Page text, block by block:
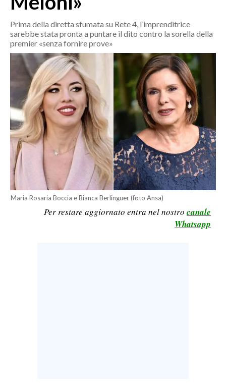
MONDO
POLITICA
ECONOMIA
SERVIZI ALLE IMPRESE
LAVORO
BANDI
SPORT IN SARDEGNA
SPORT
RISULTATI E CLASSIFICHE
Prima della diretta sfumata su Rete 4, l’imprenditrice
sarebbe stata pronta a puntare il dito contro la sorella della
premier «senza fornire prove»
Maria Rosaria Boccia e Bianca Berlinguer (foto Ansa)
Per restare aggiornato entra nel nostro canale
Whatsapp